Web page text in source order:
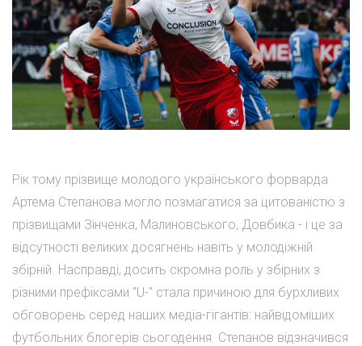
Рік тому прізвище молодого українського форварда
Артема Степанова могло позмагатися за цитованістю з
прізвищами Зінченка, Малиновського, Довбика - і це за
відсутності великих досягнень навіть у молодіжній
збірній. Насправді, досить скромна роль у збірних з
різними префіксами "U-" стала причиною для бурхливих
обговорень серед наших медіа-гігантів: найвідоміших
футбольних блогерів сьогодення. Степанов відзначився